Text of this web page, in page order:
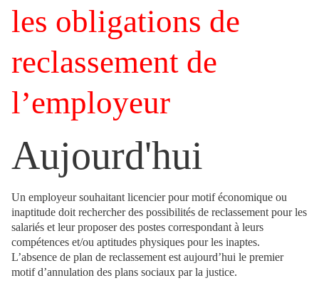
les obligations de
reclassement de
l’employeur
Aujourd'hui
Un employeur souhaitant licencier pour motif économique ou
inaptitude doit rechercher des possibilités de reclassement pour les
salariés et leur proposer des postes correspondant à leurs
compétences et/ou aptitudes physiques pour les inaptes.
L’absence de plan de reclassement est aujourd’hui le premier
motif d’annulation des plans sociaux par la justice.